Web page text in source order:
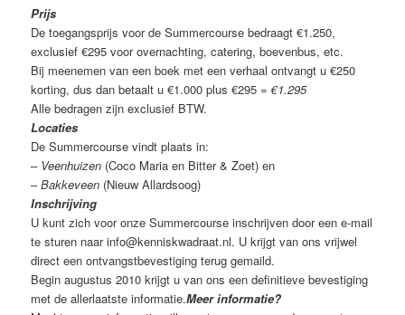
Prijs
De toegangsprijs voor de Summercourse bedraagt €1.250,
exclusief €295 voor overnachting, catering, boevenbus, etc.
Bij meenemen van een boek met een verhaal ontvangt u €250
korting, dus dan betaalt u €1.000 plus €295 =€1.295
Alle bedragen zijn exclusief BTW.
Locaties
De Summercourse vindt plaats in:
– Veenhuizen (Coco Maria en Bitter & Zoet) en
–Bakkeveen (Nieuw Allardsoog)
Inschrijving
U kunt zich voor onze Summercourse inschrijven door een e-mail
te sturen naar info@kenniskwadraat.nl. U krijgt van ons vrijwel
direct een ontvangstbevestiging terug gemaild.
Begin augustus 2010 krijgt u van ons een definitieve bevestiging
met de allerlaatste informatie.Meer informatie?